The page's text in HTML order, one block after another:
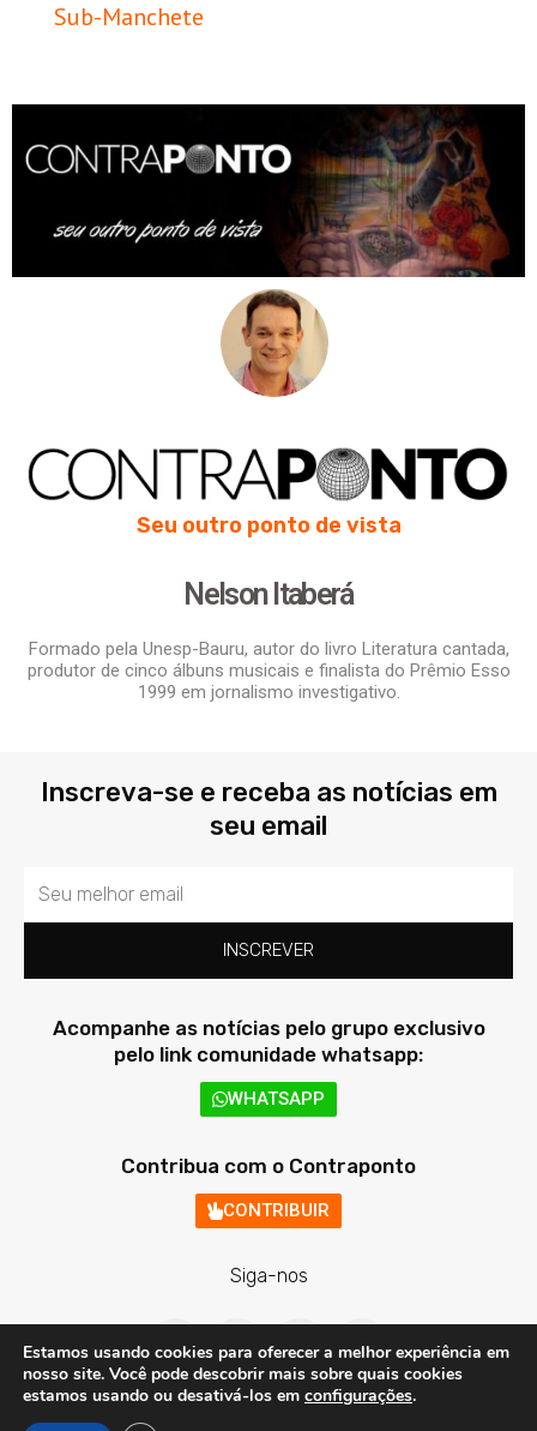
Sub-Manchete
Seu outro ponto de vista
Nelson Itaberá
Formado pela Unesp-Bauru, autor do livro Literatura cantada,
produtor de cinco álbuns musicais e finalista do Prêmio Esso
1999 em jornalismo investigativo.
Inscreva-se e receba as notícias em
seu email
Email
INSCREVER
Acompanhe as notícias pelo grupo exclusivo
pelo link comunidade whatsapp:
WHATSAPP
Contribua com o Contraponto
CONTRIBUIR
Siga-nos
F
a
c
e
b
T
w
i
t
t
I
n
s
t
a
Y
o
u
t
u
Contraponto Digital - Todos os direitos reservados © 2020 - 2026
Estamos usando cookies para oferecer a melhor experiência em
nosso site. Você pode descobrir mais sobre quais cookies
estamos usando ou desativá-los em configurações.